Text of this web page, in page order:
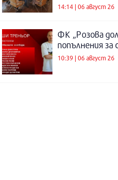
14:14 | 06 август 26
ФК „Розова
попълнения
10:39 | 06 август 26